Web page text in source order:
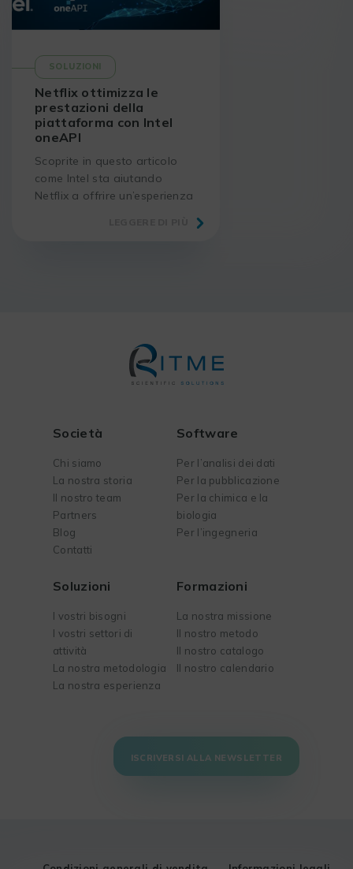
SOLUZIONI
Netflix ottimizza le
prestazioni della
piattaforma con Intel
oneAPI
Scoprite in questo articolo
come Intel sta aiutando
Netflix a offrire un’esperienza
Società
Chi siamo
La nostra storia
Il nostro team
Partners
Blog
Contatti
Software
Per l’analisi dei dati
Per la pubblicazione
Per la chimica e la
biologia
Per l’ingegneria
Soluzioni
I vostri bisogni
I vostri settori di
attività
La nostra metodologia
La nostra esperienza
Formazioni
La nostra missione
Il nostro metodo
Il nostro catalogo
Il nostro calendario
ISCRIVERSI ALLA NEWSLETTER